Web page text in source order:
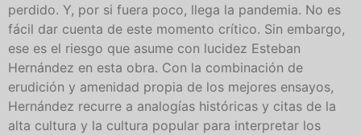
perdido. Y, por si fuera poco, llega la pandemia. No es
fácil dar cuenta de este momento crítico. Sin embargo,
ese es el riesgo que asume con lucidez Esteban
Hernández en esta obra. Con la combinación de
erudición y amenidad propia de los mejores ensayos,
Hernández recurre a analogías históricas y citas de la
alta cultura y la cultura popular para interpretar los